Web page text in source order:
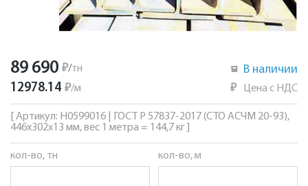
89 690 ₽/тн
12978.14 ₽/м
В наличии
₽ Цена с НДС
[ Артикул: Н0599016 | ГОСТ Р 57837-2017 (СТО АСЧМ 20-93),
446х302х13 мм, вес 1 метра = 144,7 кг ]
кол-во, тн кол-во, м